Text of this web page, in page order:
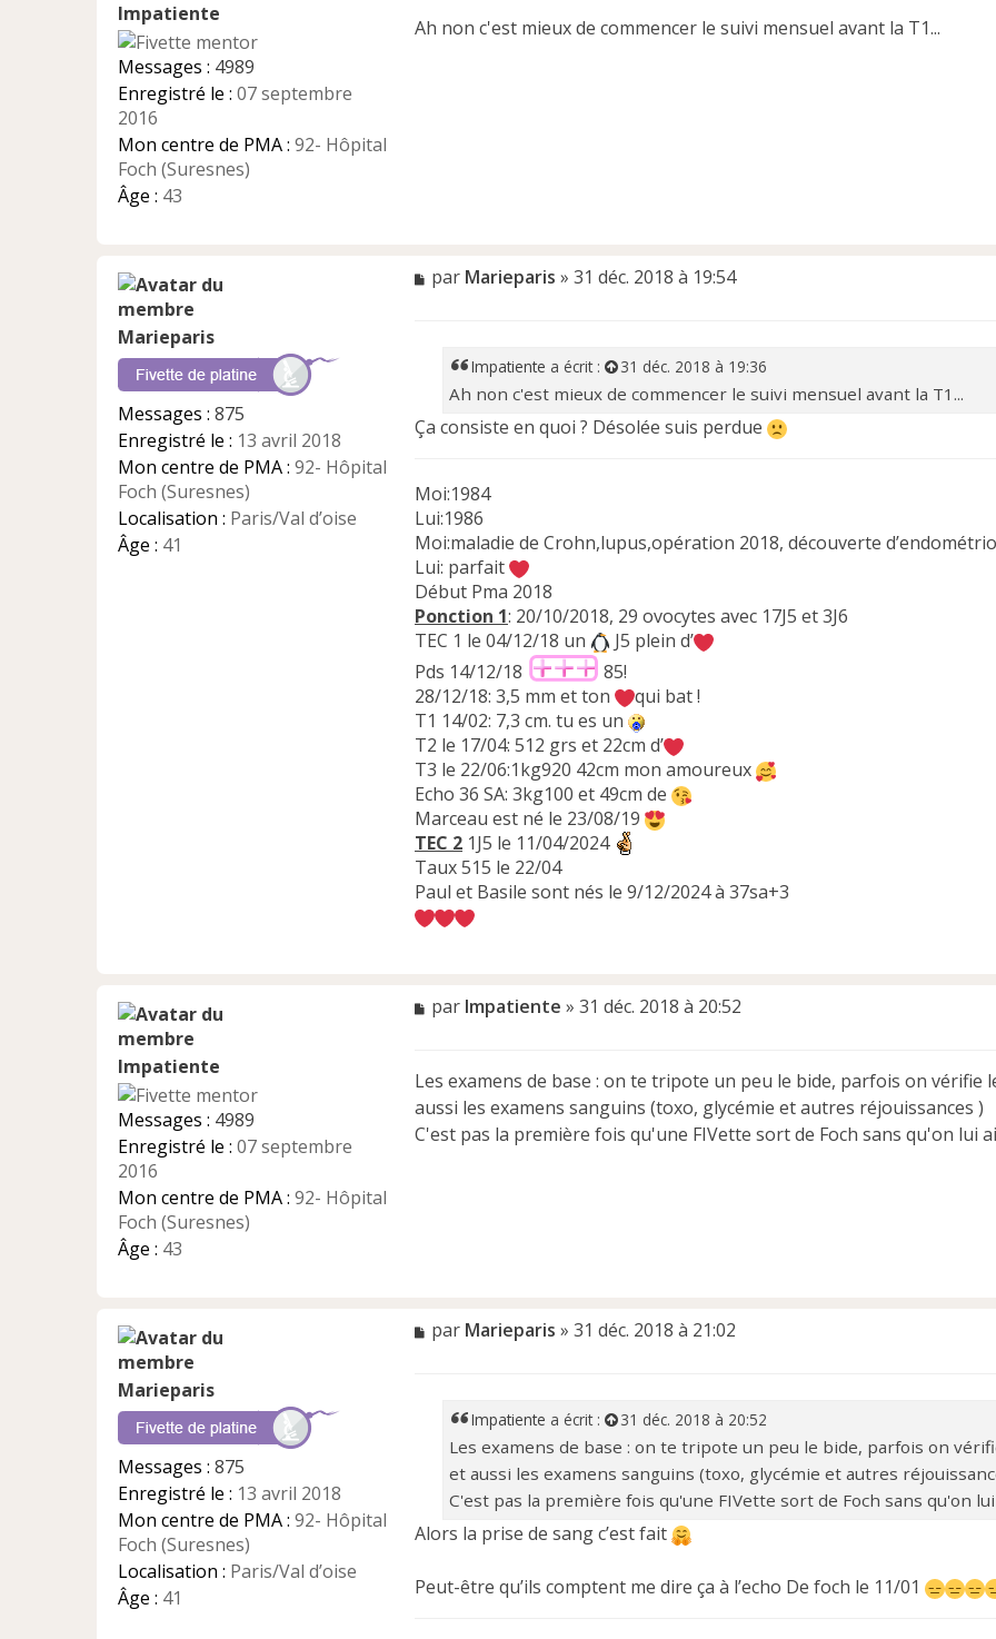
Impatiente
Messages : 4989
Enregistré le : 07 septembre
2016
Mon centre de PMA : 92- Hôpital
Foch (Suresnes)
Âge : 43
s
a
Ah non c'est mieux de commencer le suivi mensuel avant la T1...
Marieparis
Messages : 875
Enregistré le : 13 avril 2018
Mon centre de PMA : 92- Hôpital
Foch (Suresnes)
Localisation : Paris/Val d’oise
Âge : 41
M
n
l
u
par Marieparis » 31 déc. 2018 à 19:54
Impatiente a écrit : 31 déc. 2018 à 19:36
Ah non c'est mieux de commencer le suivi mensuel avant la T1...
Ça consiste en quoi ? Désolée suis perdue
Moi:1984
Lui:1986
Moi:maladie de Crohn,lupus,opération 2018, découverte
Lui: parfait
Début Pma 2018
Ponction 1: 20/10/2018, 29 ovocytes avec 17J5 et 3J6
TEC 1 le 04/12/18 un
J5 plein d’
Pds 14/12/18
85!
28/12/18: 3,5 mm et ton
qui bat !
T1 14/02: 7,3 cm. tu es un
T2 le 17/04: 512 grs et 22cm d’
T3 le 22/06:1kg920 42cm mon amoureux
Echo 36 SA: 3kg100 et 49cm de
Marceau est né le 23/08/19
TEC 2 1J5 le 11/04/2024
Taux 515 le 22/04
Paul et Basile sont nés le 9/12/2024 à 37sa+3
Impatiente
Messages : 4989
Enregistré le : 07 septembre
2016
Mon centre de PMA : 92- Hôpital
Foch (Suresnes)
Âge : 43
M
a
g
e
par Impatiente » 31 déc. 2018 à 20:52
Les examens de base : on te tripote un peu le bide, parfois on vérifie
aussi les examens sanguins (toxo, glycémie et autres réjouissances )
C'est pas la première fois qu'une FIVette sort de Foch sans qu'on lui
Marieparis
Messages : 875
Enregistré le : 13 avril 2018
Mon centre de PMA : 92- Hôpital
Foch (Suresnes)
Localisation : Paris/Val d’oise
Âge : 41
M
l
par Marieparis » 31 déc. 2018 à 21:02
Impatiente a écrit : 31 déc. 2018 à 20:52
Les examens de base : on te tripote un peu le bide, parfois on
et aussi les examens sanguins (toxo, glycémie et autres
C'est pas la première fois qu'une FIVette sort de Foch sans qu'on
Alors la prise de sang c’est fait
Peut-être qu’ils comptent me dire ça à l’echo De foch le 11/01